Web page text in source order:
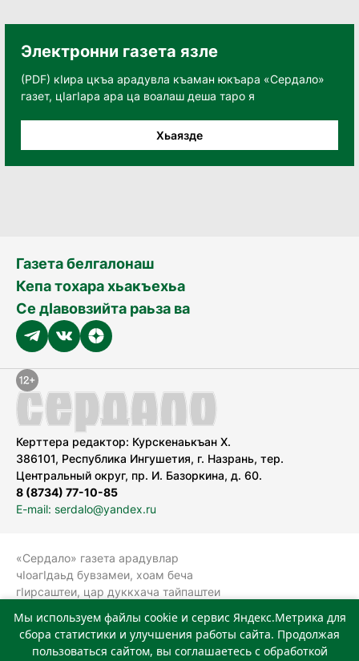
Электронни газета язле
(PDF) кӀира цкъа арадувла къаман юкъара «Сердало»
газет, цӀагӀара ара ца воалаш деша таро я
Хьаязде
Газета белгалонаш
Кепа тохара хьакъехьа
Се дӀавовзийта раьза ва
Керттера редактор: Курскенаькъан Х.
386101, Республика Ингушетия, г. Назрань, тер.
Центральный округ, пр. И. Базоркина, д. 60.
8 (8734) 77-10-85
E-mail: serdalo@yandex.ru
«Сердало» газета арадувлар
чIоагIдаьд бувзамеи, хоам беча
гIирсаштеи, цар дуккхача тайпаштеи
болхлоша (Роскомнадзор).
Реестровая запись СМИ: ЭЛ № ФС 77-
Мы используем файлы cookie и сервис Яндекс.Метрика для
сбора статистики и улучшения работы сайта. Продолжая
пользоваться сайтом, вы соглашаетесь с обработкой